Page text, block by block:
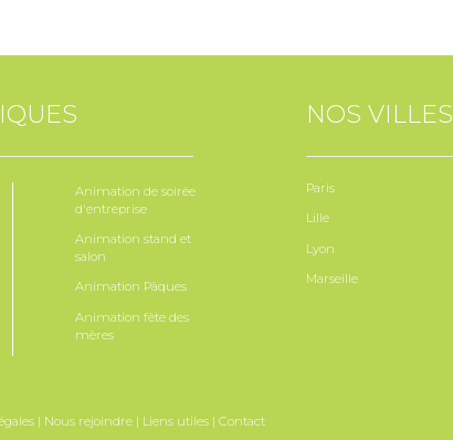
Animation de soirée
d'entreprise
Animation stand et
salon
Animation Pâques
Animation fête des
mères
NOS VILLES
Paris
Lille
Lyon
Marseille
| Nous rejoindre | Liens utiles | Contact